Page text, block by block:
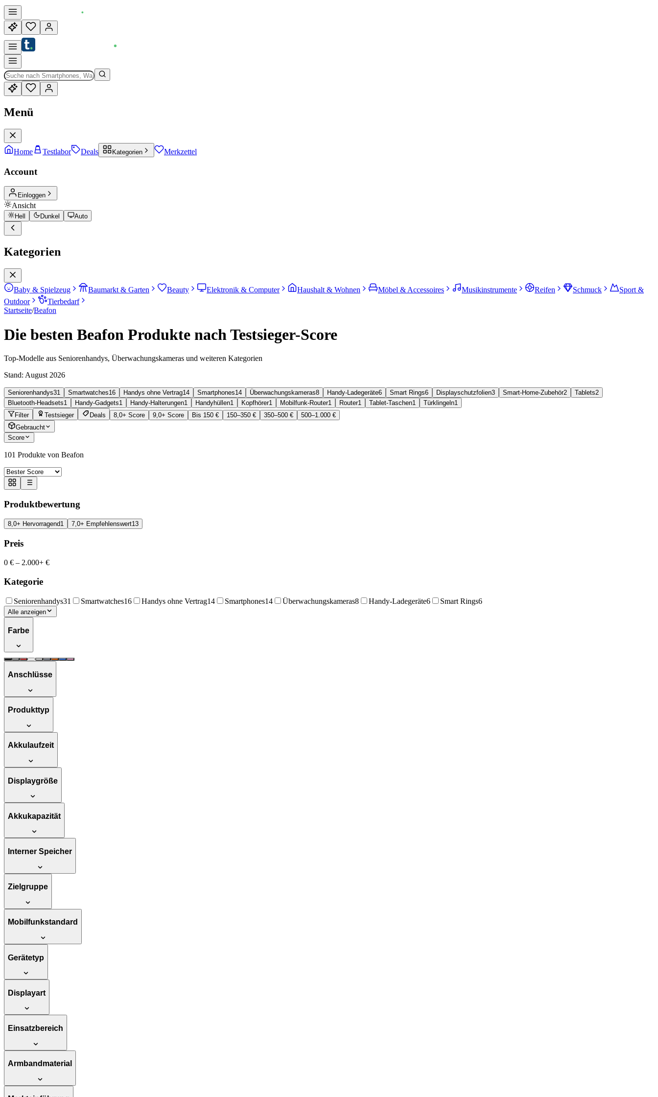
Menü
Home Testlabor Deals Kategorien Merkzettel
Account
Einloggen
Ansicht
Hell Dunkel Auto
Kategorien
Baby & Spielzeug Baumarkt & Garten Beauty Elektronik & Computer Haushalt & Wohnen Möbel & Accessoires Musikinstrumente Reifen Schmuck
Sport &
Outdoor
Tierbedarf
Startseite/Beafon
Die besten Beafon Produkte nach Testsieger-Score
Top-Modelle aus Seniorenhandys, Überwachungskameras und weiteren Kategorien
Stand: August 2026
Seniorenhandys31 Smartwatches16 Handys ohne Vertrag14 Smartphones14 Überwachungskameras8 Handy-Ladegeräte6 Smart Rings6 Displayschutzfolien3 Smart-Home-Zubehör2 Tablets2
Bluetooth-Headsets1 Handy-Gadgets1 Handy-Halterungen1 Handyhüllen1 Kopfhörer1 Mobilfunk-Router1 Router1 Tablet-Taschen1 Türklingeln1
Filter
Testsieger Deals 8,0+ Score 9,0+ Score Bis 150 € 150–350 € 350–500 €
500–1.000 €
Gebraucht
Score
101 Produkte von Beafon
Produktbewertung
8,0+ Hervorragend1 7,0+ Empfehlenswert13
Preis
0 € – 2.000+ €
Kategorie
Seniorenhandys31 Smartwatches16 Handys ohne Vertrag14 Smartphones14 Überwachungskameras8 Handy-Ladegeräte6 Smart Rings6
Alle anzeigen
Farbe
Anschlüsse
Produkttyp
Akkulaufzeit
Displaygröße
Akkukapazität
Interner Speicher
Zielgruppe
Mobilfunkstandard
Gerätetyp
Displayart
Einsatzbereich
Armbandmaterial